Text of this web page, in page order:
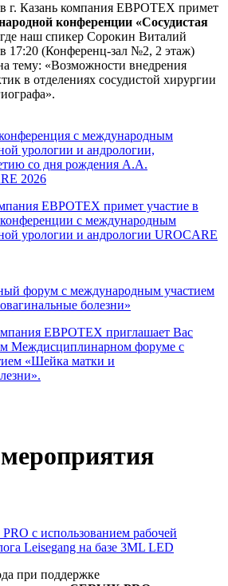
в г. Казань компания ЕВРОТЕХ примет
конференции «Сосудистая
наш спикер Сорокин Виталий
17:20 (Конференц-зал №2, 2 этаж)
тему: «Возможности внедрения
в отделениях сосудистой хирургии
с международным
урологии и андрологии,
со дня рождения А.А.
2026
ЕВРОТЕХ примет участие в
с международным
урологии и андрологии UROCARE
форум с международным участием
болезни»
ЕВРОТЕХ приглашает Вас
Междисциплинарном форуме с
«Шейка матки и
с использованием рабочей
Leisegang на базе 3ML LED
при поддержке